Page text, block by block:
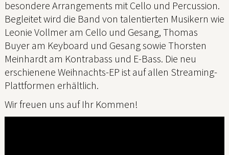
besondere Arrangements mit Cello und Percussion.
Begleitet wird die Band von talentierten Musikern wie
Leonie Vollmer am Cello und Gesang, Thomas
Buyer am Keyboard und Gesang sowie Thorsten
Meinhardt am Kontrabass und E-Bass. Die neu
erschienene Weihnachts-EP ist auf allen Streaming-
Plattformen erhältlich.
Wir freuen uns auf Ihr Kommen!